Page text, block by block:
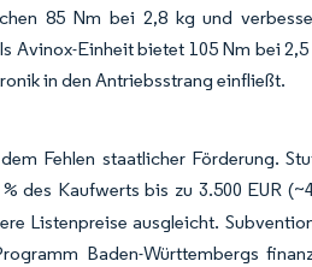
85 Nm bei 2,8 kg und
Einheit bietet 105 Nm bei
in den Antriebsstrang einfließt.
Fehlen staatlicher Förderung.
des Kaufwerts bis zu 3.500 EUR
Listenpreise ausgleicht.
Baden-Württembergs